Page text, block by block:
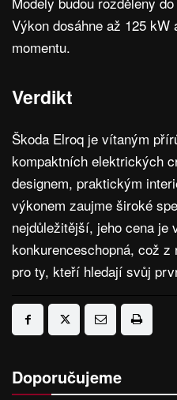
Výkon dosáhne až 125 kW
momentu.
Verdikt
Škoda Elroq je vítaným
kompaktních elektrických
designem, praktickým
výkonem zaujme široké
nejdůležitější, jeho cena je
konkurenceschopná, což
pro ty, kteří hledají svůj
Doporučujeme